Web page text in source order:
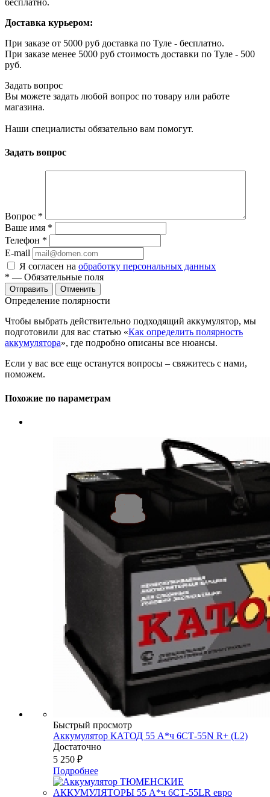
Доставка курьером:
При заказе от 5000 руб доставка по Туле - бесплатно.
При заказе менее 5000 руб стоимость доставки по Туле - 500
руб.
Задать вопрос
Вы можете задать любой вопрос по товару или работе
магазина.
Наши специалисты обязательно вам помогут.
Задать вопрос
Вопрос *
Ваше имя *
Телефон *
E-mail
Я согласен на обработку персональных данных
* — Обязательные поля
Отменить
Определение полярности
Чтобы выбрать действительно подходящий аккумулятор, мы
подготовили для вас статью «Как определить полярность
аккумулятора», где подробно описаны все нюансы.
Если у вас все еще останутся вопросы – свяжитесь с нами,
поможем.
Похожие по параметрам
Быстрый просмотр
Аккумулятор КАТОД 55 А*ч 6СТ-55N R+ (L2)
Достаточно
5 250 ₽
Подробнее